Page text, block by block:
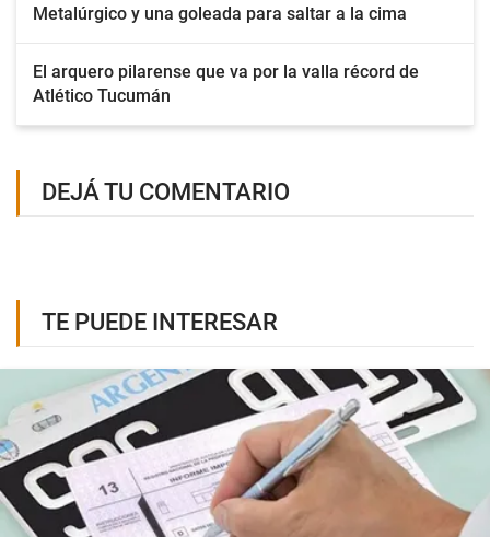
Metalúrgico y una goleada para saltar a la cima
El arquero pilarense que va por la valla récord de
Atlético Tucumán
DEJÁ TU COMENTARIO
TE PUEDE INTERESAR